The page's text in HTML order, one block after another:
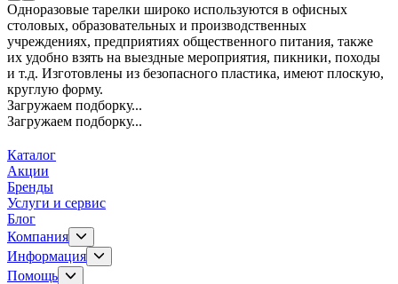
Одноразовые тарелки широко используются в офисных
столовых, образовательных и производственных
учреждениях, предприятиях общественного питания, также
их удобно взять на выездные мероприятия, пикники, походы
и т.д. Изготовлены из безопасного пластика, имеют плоскую,
круглую форму.
Загружаем подборку...
Загружаем подборку...
Каталог
Акции
Бренды
Услуги и сервис
Блог
Компания
Информация
Помощь